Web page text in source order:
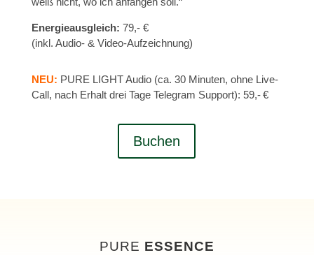
Energieausgleich: 79,- €
(inkl. Audio- & Video-Aufzeichnung)
NEU: PURE LIGHT Audio (ca. 30 Minuten, ohne Live-
Call, nach Erhalt drei Tage Telegram Support): 59,- €
Buchen
PURE ESSENCE